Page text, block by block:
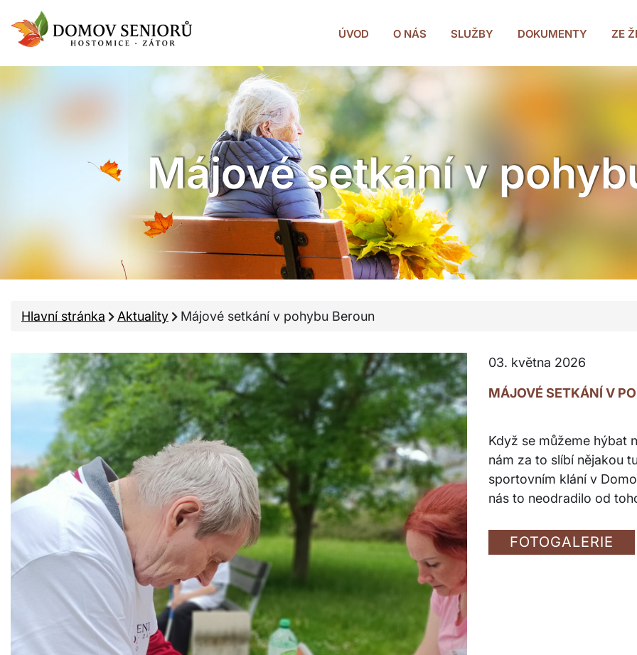
ÚVOD O NÁS SLUŽBY DOKUMENTY ZE
Májové setkání v
Hlavní stránka Aktuality Májové setkání v pohybu Beroun
03. května 2026
MÁJOVÉ SETKÁNÍ V
Když se můžeme hýbat
nám za to slíbí nějakou
sportovním klání v
nás to neodradilo od
FOTOGALERIE